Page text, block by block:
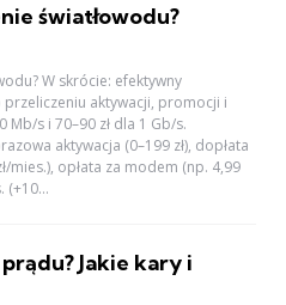
światłowodu?
W skrócie: efektywny
aktywacji, promocji i
Mb/s i 70–90 zł dla 1 Gb/s.
aktywacja (0–199 zł), dopłata
mies.), opłata za modem (np. 4,99
(+10...
Jakie kary i